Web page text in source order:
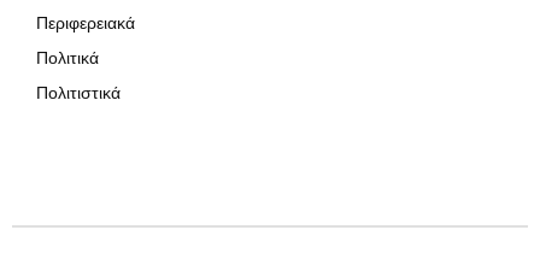
Περιφερειακά
Πολιτικά
Πολιτιστικά